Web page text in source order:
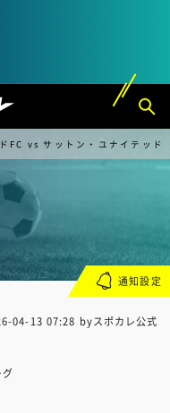
FC vs サットン・ユナイテッド
04-13 07:28 byスポカレ公式
通知設定